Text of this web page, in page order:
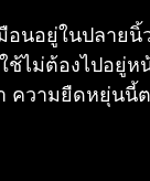
นอยู่ในปลายนิ้
ม่ต้องไปอยู่
ความยืดหยุ่น